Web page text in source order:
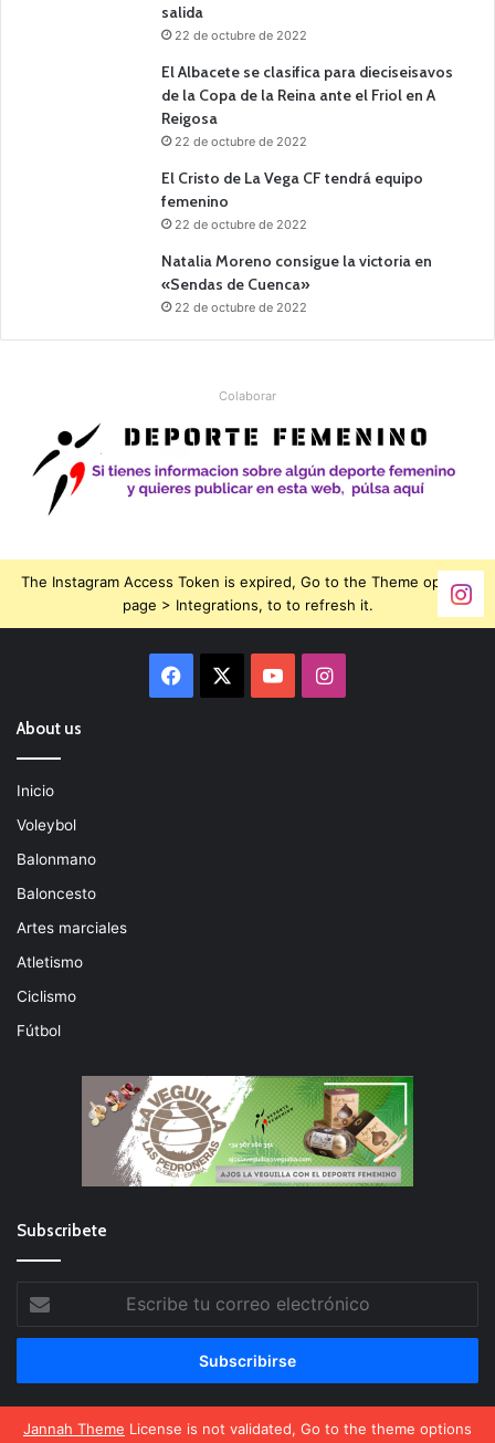
Jannah Theme License is not validated, Go to the theme options
salida
22 de octubre de 2022
El Albacete se clasifica para dieciseisavos
de la Copa de la Reina ante el Friol en A
Reigosa
22 de octubre de 2022
El Cristo de La Vega CF tendrá equipo
femenino
22 de octubre de 2022
Natalia Moreno consigue la victoria en
«Sendas de Cuenca»
22 de octubre de 2022
Colaborar
The Instagram Access Token is expired, Go to the Theme options
page > Integrations, to to refresh it.
Facebook YouTubeInstagram
About us
Inicio
Voleybol
Balonmano
Baloncesto
Artes marciales
Atletismo
Ciclismo
Fútbol
Subscribete
tu
correo